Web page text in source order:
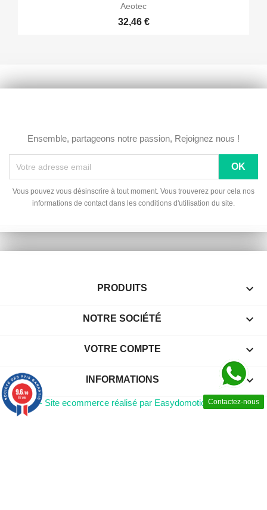
Aeotec
32,46 €
Ensemble, partageons notre passion, Rejoignez nous !
Vous pouvez vous désinscrire à tout moment. Vous trouverez pour cela nos
informations de contact dans les conditions d'utilisation du site.
PRODUITS 
NOTRE SOCIÉTÉ 
VOTRE COMPTE 
INFORMATIONS keyboard_arrow_down
Contactez-nous
© 2026 - Site ecommerce réalisé par Easydomotic
9.6/10
62 avis